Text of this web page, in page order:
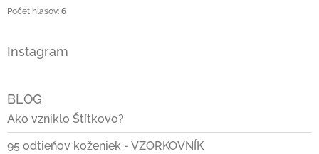
Počet hlasov: 6
Instagram
BLOG
Ako vzniklo Štítkovo?
95 odtieňov koženiek - VZORKOVNÍK